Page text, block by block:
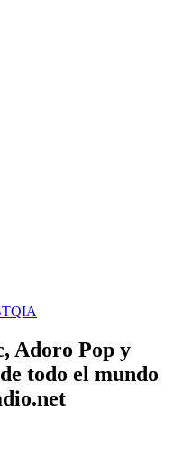
Adoro Pop y
todo el mundo